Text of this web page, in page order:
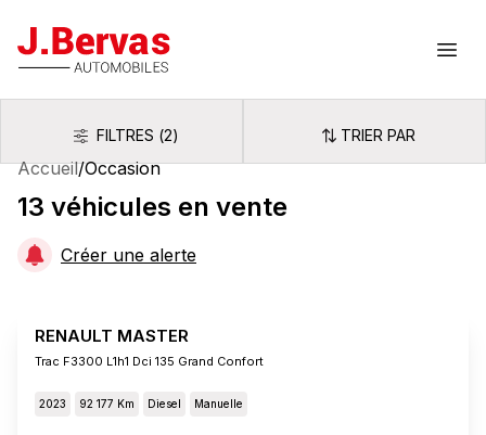
J.Bervas
FiltresFILTRES (2) Trier par
TRIER PAR
Accueil/Occasion
13 véhicules en vente
Créer une alerte
RENAULT MASTER
Trac F3300 L1h1 Dci 135 Grand Confort
2023 92 177 Km Diesel Manuelle